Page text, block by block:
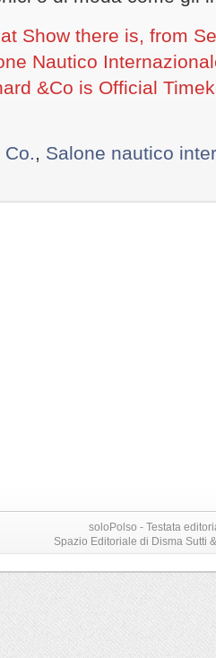
Show there is, from
Nautico
&Co is Official
Salone nautico
soloPolso - Testata
Spazio Editoriale di Disma Sutti